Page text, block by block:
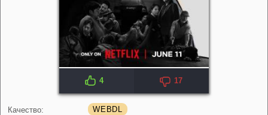
4 17
Качество:
WEBDL